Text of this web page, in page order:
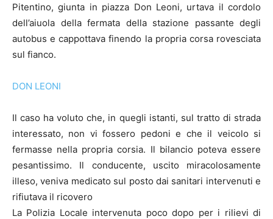
Pitentino, giunta in piazza Don Leoni, urtava il cordolo
dell’aiuola della fermata della stazione passante degli
autobus e cappottava finendo la propria corsa rovesciata
sul fianco.
DON LEONI
Il caso ha voluto che, in quegli istanti, sul tratto di strada
interessato, non vi fossero pedoni e che il veicolo si
fermasse nella propria corsia. Il bilancio poteva essere
pesantissimo. Il conducente, uscito miracolosamente
illeso, veniva medicato sul posto dai sanitari intervenuti e
rifiutava il ricovero
La Polizia Locale intervenuta poco dopo per i rilievi di